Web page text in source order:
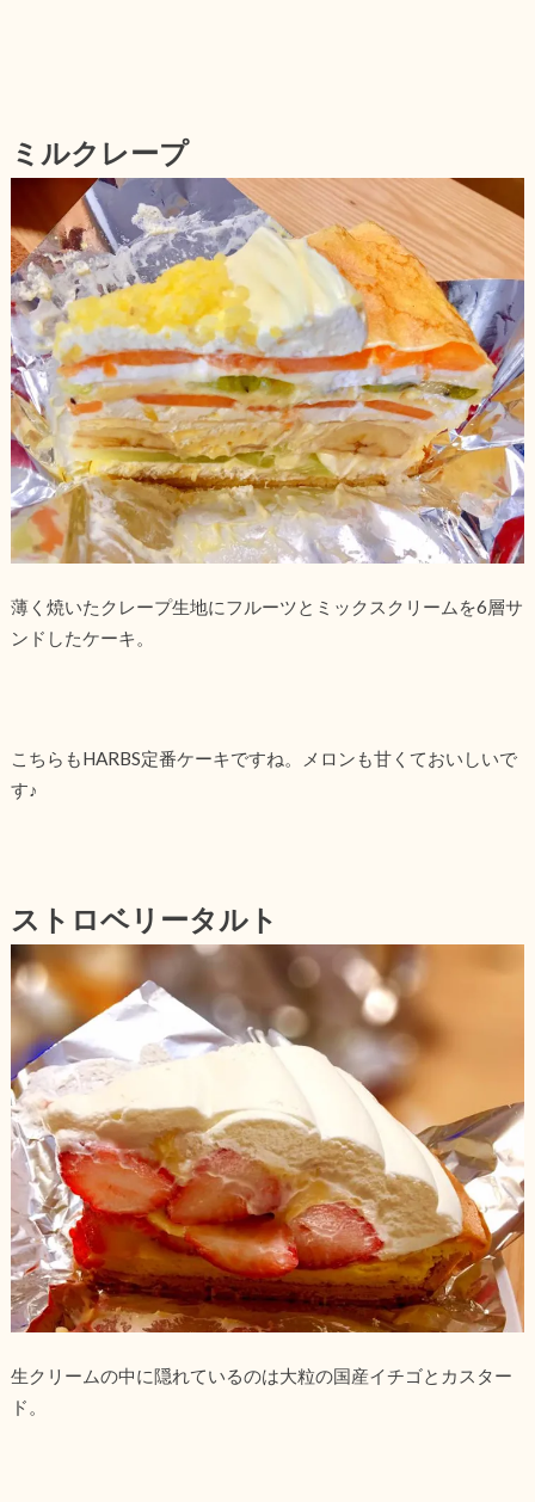
ミルクレープ
薄く焼いたクレープ生地にフルーツとミックスクリームを6層サ
ンドしたケーキ。
こちらもHARBS定番ケーキですね。メロンも甘くておいしいで
す♪
ストロベリータルト
生クリームの中に隠れているのは大粒の国産イチゴとカスター
ド。